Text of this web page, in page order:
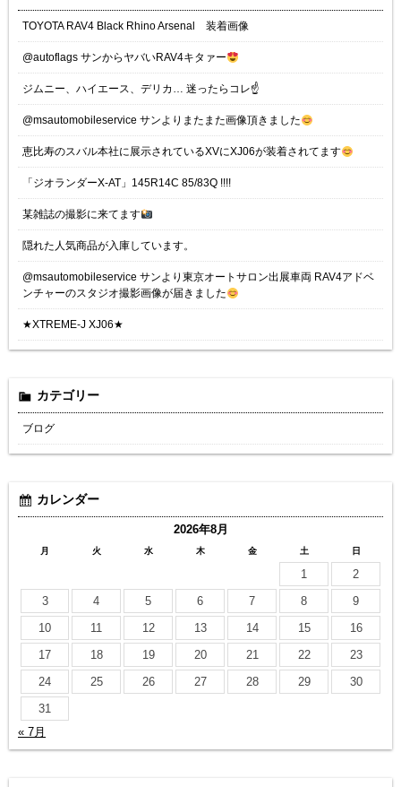
TOYOTA RAV4 Black Rhino Arsenal 装着画像
@autoflags サンからヤバいRAV4キタァー
ジムニー、ハイエース、デリカ… 迷ったらコレ☝️
@msautomobileservice サンよりまたまた画像頂きました
恵比寿のスバル本社に展示されているXVにXJ06が装着されてます
「ジオランダーX-AT」145R14C 85/83Q !!!!
某雑誌の撮影に来てます
隠れた人気商品が入庫しています。
@msautomobileservice サンより東京オートサロン出展車両 RAV4アドベ
ンチャーのスタジオ撮影画像が届きました
★XTREME-J XJ06★
カテゴリー
ブログ
カレンダー
2026年8月
月 火 水 木 金 土 日
1
2
3
4 5 6 7 8
9
10
11 12 13 14 15
16
17
18 19 20 21 22
23
24
25 26 27 28 29
30
31
« 7月